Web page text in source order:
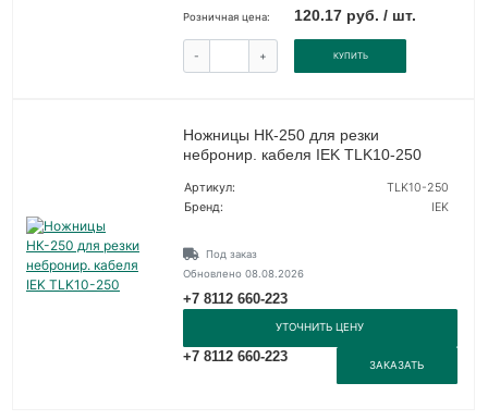
Розничная цена: 120.17 руб. / шт.
- + КУПИТЬ
Ножницы НК-250 для резки
небронир. кабеля IEK TLK10-250
Артикул:
TLK10-250
Бренд:
IEK
Под заказ
Обновлено 08.08.2026
+7 8112 660-223
УТОЧНИТЬ ЦЕНУ
+7 8112 660-223
ЗАКАЗАТЬ